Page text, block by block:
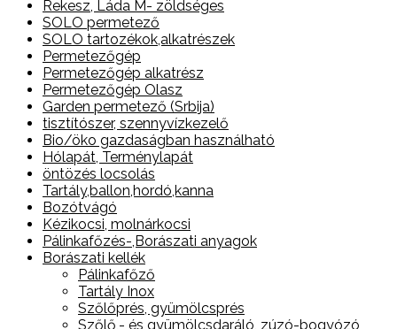
Rekesz, Láda M- zöldséges
SOLO permetező
SOLO tartozékok,alkatrészek
Permetezőgép
Permetezőgép alkatrész
Permetezőgép Olasz
Garden permetező (Srbija)
tisztítószer, szennyvízkezelő
Bio/öko gazdaságban használható
Hólapát, Terménylapát
öntözés locsolás
Tartály,ballon,hordó,kanna
Bozótvágó
Kézikocsi, molnárkocsi
Pálinkafőzés-,Borászati anyagok
Borászati kellék
Pálinkafőző
Tartály Inox
Szőlőprés, gyümölcsprés
Szőlő,- és gyümölcsdaráló, zúzó-bogyózó